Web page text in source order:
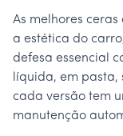
As melhores
a estética do
defesa essencial
líquida, em
cada versão tem
manutenção